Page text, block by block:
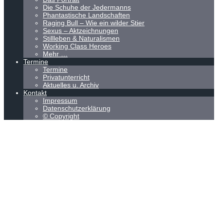
Die Schuhe der Jedermanns
Phantastische Landschaften
Raging Bull – Wie ein wilder Stier
Sexus – Aktzeichnungen
Stillleben & Naturalismen
Working Class Heroes
Mehr …
Termine
Termine
Privatunterricht
Aktuelles u. Archiv
Kontakt
Impressum
Datenschutzerklärung
© Copyright